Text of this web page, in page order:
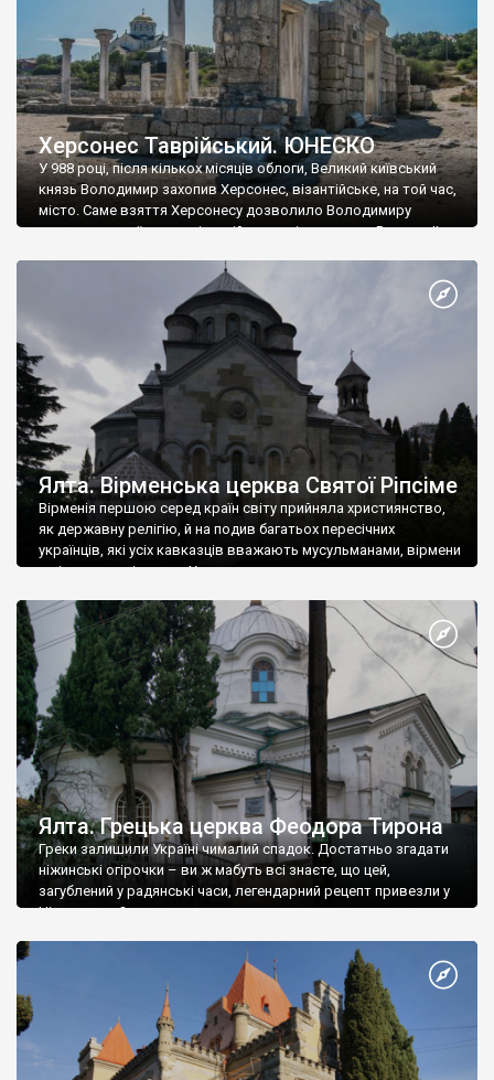
Херсонес Таврійський. ЮНЕСКО
У 988 році, після кількох місяців облоги, Великий київський
князь Володимир захопив Херсонес, візантійське, на той час,
місто. Саме взяття Херсонесу дозволило Володимиру
диктувати свої умови візантійському імператору Василю ІІ, та
Херсонесі Володимир-язичник, став Василем-християнином.
А потім було Хрещення Русі. На честь Херсонесу Таврійського
Ялта. Вірменська церква Святої Ріпсіме
Вірменія першою серед країн світу прийняла християнство,
як державну релігію, й на подив багатьох пересічних
українців, які усіх кавказців вважають мусульманами, вірмени
є відданими вірянами Христа
Ялта. Грецька церква Феодора Тирона
Греки залишили Україні чималий спадок. Достатньо згадати
ніжинські огірочки – ви ж мабуть всі знаєте, що цей,
загублений у радянські часи, легендарний рецепт привезли у
Ніжин греки?